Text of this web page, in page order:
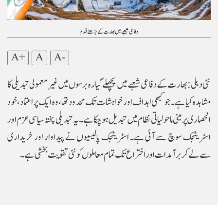
دفاعی شعبے میں بھارت کے بڑھتے قدم
A+ A A-
نئی دہلی :بھارت کے دفاعی شعبے میں پچھلے گیارہ برسوں میں غیر معمولی تبدیلی کا
مشاہدہ کیا ہے۔ جو کبھی اہداف اور خواہشات تک محدود تھا ،وہ ایک پراعتماد، خود
انحصاری پر مبنی ماحولیاتی نظام میں تبدیل ہو چکا ہے۔ یہ تبدیلی پختہ سیاسی عزم اور
اسٹریٹجک سوچ سے آئی ہے۔ اسٹریٹجک پالیسیوں نے پیداوار اور خریداری
سے لے کر برآمدات اور اختراع تک تمام معاملوں کو نئی تقویت بخشی ہے۔